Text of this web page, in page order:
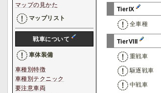
TierIX
全車種
TierVIII
重戦車
駆逐戦車
中戦車
マップの見かた
マップリスト
戦車について
車体装備
車種別特徴
車種別テクニック
要注意車両